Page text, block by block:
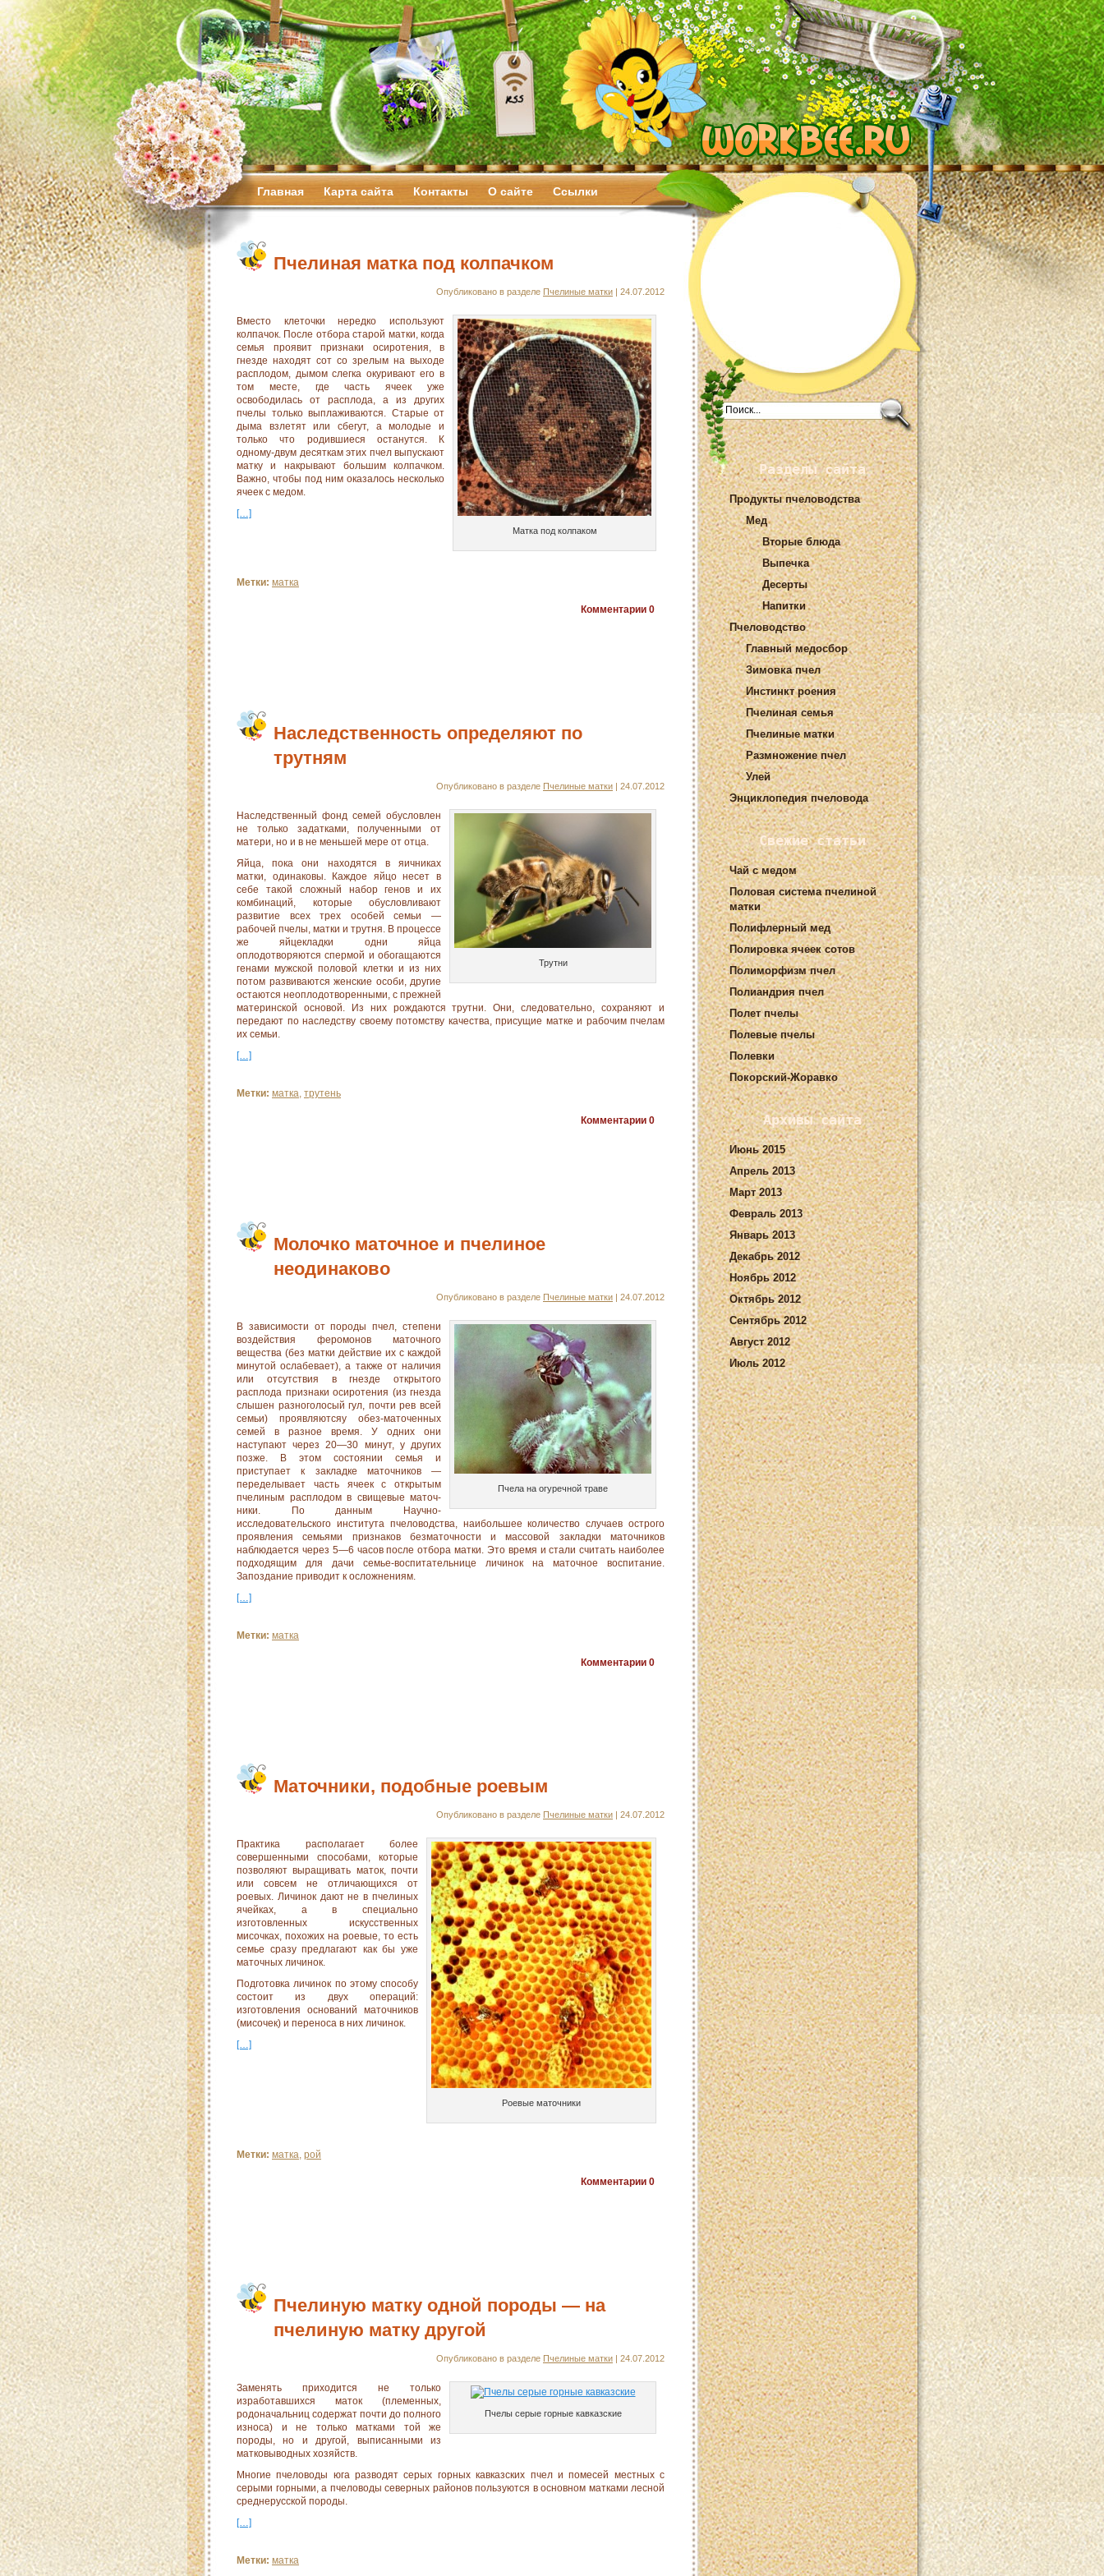
Главная Карта сайта Контакты О сайте Ссылки
Разделы сайта
Продукты пчеловодства
Мед
Вторые блюда
Выпечка
Десерты
Напитки
Пчеловодство
Главный медосбор
Зимовка пчел
Инстинкт роения
Пчелиная семья
Пчелиные матки
Размножение пчел
Улей
Энциклопедия пчеловода
Свежие статьи
Чай с медом
Половая система пчелиной
матки
Полифлерный мед
Полировка ячеек сотов
Полиморфизм пчел
Полиандрия пчел
Полет пчелы
Полевые пчелы
Полевки
Покорский-Жоравко
Архивы сайта
Июнь 2015
Апрель 2013
Март 2013
Февраль 2013
Январь 2013
Декабрь 2012
Ноябрь 2012
Октябрь 2012
Сентябрь 2012
Август 2012
Июль 2012
Пчелиная матка под колпачком
Опубликовано в разделе Пчелиные матки | 24.07.2012
Матка под колпаком
Вместо клеточки нередко используют
колпачок. После отбора старой матки, когда
семья проявит признаки осиротения, в
гнезде находят сот со зрелым на выходе
расплодом, дымом слегка окуривают его в
том месте, где часть ячеек уже
освободилась от расплода, а из других
пчелы только выплаживаются. Старые от
дыма взлетят или сбегут, а молодые и
только что родившиеся останутся. К
одному-двум десяткам этих пчел выпускают
матку и накры­вают большим колпачком.
Важно, чтобы под ним оказалось несколько
ячеек с медом.
[…]
Метки: матка
Комментарии 0
Наследственность определяют по
трутням
Опубликовано в разделе Пчелиные матки | 24.07.2012
Трутни
Наследственный фонд семей обусловлен
не только задатками, полученными от
матери, но и в не меньшей мере от отца.
Яйца, пока они находятся в яичниках
матки, одинако­вы. Каждое яйцо несет в
себе такой сложный набор генов и их
комбинаций, которые обусловливают
развитие всех трех особей семьи —
рабочей пчелы, матки и трутня. В процессе
же яй­цекладки одни яйца
оплодотворяются спермой и обогащают­ся
генами мужской половой клетки и из них
потом развива­ются женские особи, другие
остаются неоплодотворенными, с прежней
материнской основой. Из них рождаются трутни. Они, следовательно, сохраняют и
передают по наследству своему потомству качества, присущие матке и рабочим пче­лам
их семьи.
[…]
Метки: матка, трутень
Комментарии 0
Молочко маточное и пчелиное
неодинаково
Опубликовано в разделе Пчелиные матки | 24.07.2012
Пчела на огуречной траве
В зависимости от породы пчел, степени
воздействия феромонов ма­точного
вещества (без матки действие их с каждой
минутой ослабевает), а также от наличия
или отсутствия в гнезде отк­рытого
расплода признаки осиротения (из гнезда
слышен разноголосый гул, почти рев всей
семьи) проявляютсяу обез-маточенных
семей в разное время. У одних они
наступают через 20—30 минут, у других
позже. В этом состоянии семья и
приступает к закладке маточников —
переделывает часть ячеек с открытым
пчелиным расплодом в свищевые маточ­
ники. По данным Научно-
исследовательского института пчеловодства, наибольшее количество случаев острого
проявления семьями признаков безматочности и массовой зак­ладки маточников
наблюдается через 5—6 часов после отбора матки. Это время и стали считать наиболее
подходящим для дачи семье-воспитательнице личинок на маточное воспитание.
Запоздание приводит к осложнениям.
[…]
Метки: матка
Комментарии 0
Маточники, подобные роевым
Опубликовано в разделе Пчелиные матки | 24.07.2012
Роевые маточники
Практика располагает более
совершенными способами, которые
позволяют выра­щивать маток, почти
или совсем не отличающихся от
роевых. Личинок дают не в пчелиных
ячейках, а в специально
изготовленных искусственных
мисочках, похожих на роевые, то есть
семье сразу предлагают как бы уже
маточных личинок.
Подготовка личинок по этому способу
состоит из двух операций:
изготовления оснований маточников
(мисочек) и переноса в них личинок.
[…]
Метки: матка, рой
Комментарии 0
Пчелиную матку одной породы — на
пчелиную матку другой
Опубликовано в разделе Пчелиные матки | 24.07.2012
Пчелы серые горные кавказские
Заменять приходится не только
изработавшихся маток (племенных,
родоначальниц содержат почти до полного
износа) и не толь­ко матками той же
породы, но и другой, выписанными из
матковыводных хозяйств.
Многие пчеловоды юга разводят серых горных кавказских пчел и помесей местных с
серыми горными, а пчелово­ды северных районов пользуются в основном матками лес­ной
среднерусской породы.
[…]
Метки: матка